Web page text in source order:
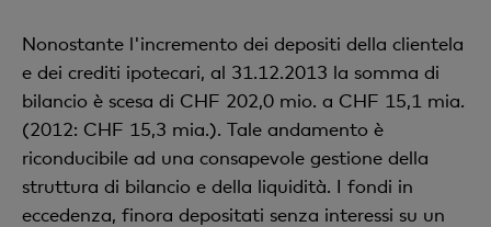
Nonostante l'incremento dei depositi della clientela
e dei crediti ipotecari, al 31.12.2013 la somma di
bilancio è scesa di CHF 202,0 mio. a CHF 15,1 mia.
(2012: CHF 15,3 mia.). Tale andamento è
riconducibile ad una consapevole gestione della
struttura di bilancio e della liquidità. I fondi in
eccedenza, finora depositati senza interessi su un